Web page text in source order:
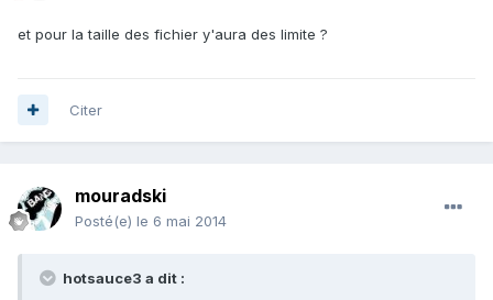
et pour la taille des fichier y'aura des limite ?
Citer
mouradski
Posté(e) le 6 mai 2014
hotsauce3 a dit :